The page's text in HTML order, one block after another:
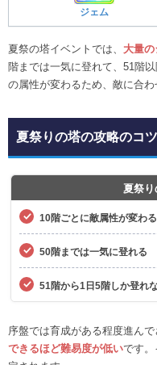
ジェム
夏祭の塔イベントでは、 大量
階までは一気に登れて、51階
の属性が変わるため、敵に合わ
夏祭りの塔の攻略のコツ
夏祭り
10階ごとに敵属性が変わる
50階までは一気に登れる
51階から1日5階しか登れ
序盤では育成がある程度進んで
できるほど難易度が低いです。